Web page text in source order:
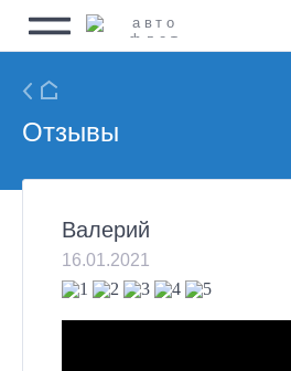
Услуги
Цены
Автопарк
Отзывы
Валерий
16.01.2021